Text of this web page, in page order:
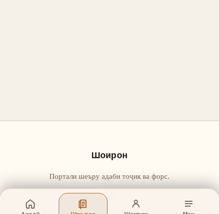
Шоирон
Портали шеъру адаби тоҷик ва форс.